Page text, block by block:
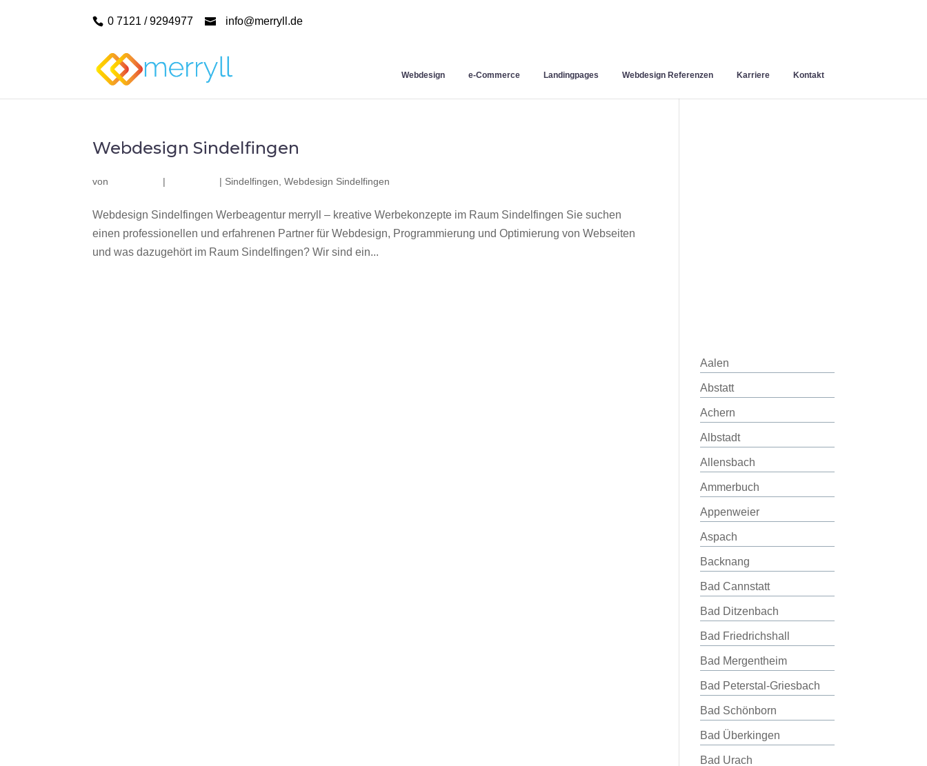
0 7121 / 9294977 info@merryll.de
Webdesign e-Commerce Landingpages Webdesign Referenzen Karriere Kontakt
Webdesign Sindelfingen
von | | Sindelfingen ,Webdesign Sindelfingen
Webdesign Sindelfingen Werbeagentur merryll – kreative Werbekonzepte im Raum Sindelfingen Sie suchen
einen professionellen und erfahrenen Partner für Webdesign, Programmierung und Optimierung von Webseiten
und was dazugehört im Raum Sindelfingen? Wir sind ein...
Aalen
Abstatt
Achern
Albstadt
Allensbach
Ammerbuch
Appenweier
Aspach
Backnang
Bad Cannstatt
Bad Ditzenbach
Bad Friedrichshall
Bad Mergentheim
Bad Peterstal-Griesbach
Bad Schönborn
Bad Überkingen
Bad Urach